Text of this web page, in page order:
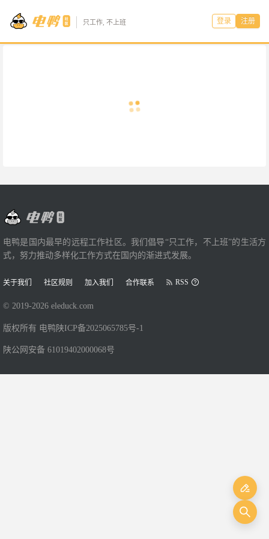
只工作, 不上班 登录 注册
电鸭是国内最早的远程工作社区。我们倡导“只工作，不上班”的生活方
式，努力推动多样化工作方式在国内的渐进式发展。
关于我们 社区规则 加入我们 合作联系 RSS
© 2019-2026 eleduck.com
版权所有 电鸭 陕ICP备2025065785号-1
陕公网安备 61019402000068号